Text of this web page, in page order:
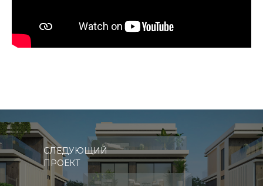
СЛЕДУЮЩИЙ
ПРОЕКТ